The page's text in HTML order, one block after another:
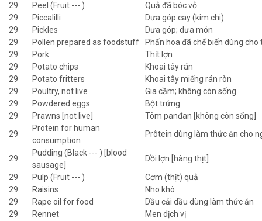
29
Peel (Fruit --- )
Quả đã bóc vỏ
29
Piccalilli
Dưa góp cay (kim chi)
29
Pickles
Dưa góp; dưa món
29
Pollen prepared as foodstuff
Phấn hoa đã chế biến dùng
29
Pork
Thịt lợn
29
Potato chips
Khoai tây rán
29
Potato fritters
Khoai tây miếng rán ròn
29
Poultry, not live
Gia cầm; không còn sống
29
Powdered eggs
Bột trứng
29
Prawns [not live]
Tôm panđan [không còn sống]
29
Protein for human
consumption
Prôtein dùng làm thức ăn cho
29
Pudding (Black --- ) [blood
sausage]
Dồi lợn [hàng thịt]
29
Pulp (Fruit --- )
Cơm (thịt) quả
29
Raisins
Nho khô
29
Rape oil for food
Dầu cải dầu dùng làm thức ăn
29
Rennet
Men dịch vị